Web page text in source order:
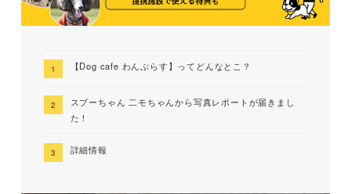
【Dog cafe わんぷらす】ってどんなとこ？
スプーちゃん 二モちゃんから写真レポートが届きまし
た！
詳細情報